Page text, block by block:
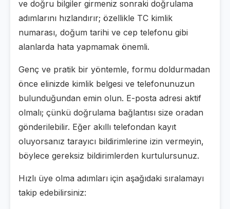
ve doğru bilgiler girmeniz sonraki doğrulama
adımlarını hızlandırır; özellikle TC kimlik
numarası, doğum tarihi ve cep telefonu gibi
alanlarda hata yapmamak önemli.
Genç ve pratik bir yöntemle, formu doldurmadan
önce elinizde kimlik belgesi ve telefonunuzun
bulunduğundan emin olun. E-posta adresi aktif
olmalı; çünkü doğrulama bağlantısı size oradan
gönderilebilir. Eğer akıllı telefondan kayıt
oluyorsanız tarayıcı bildirimlerine izin vermeyin,
böylece gereksiz bildirimlerden kurtulursunuz.
Hızlı üye olma adımları için aşağıdaki sıralamayı
takip edebilirsiniz: